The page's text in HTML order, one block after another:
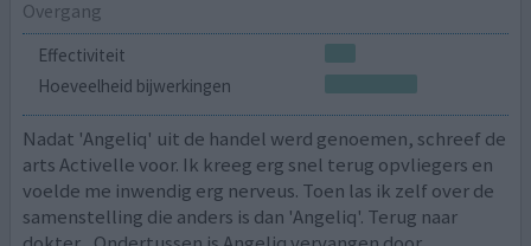
Overgang
Effectiviteit
Hoeveelheid bijwerkingen
Nadat 'Angeliq' uit de handel werd genoemen, schreef de
arts Activelle voor. Ik kreeg erg snel terug opvliegers en
voelde me inwendig erg nerveus. Toen las ik zelf over de
samenstelling die anders is dan 'Angeliq'. Terug naar